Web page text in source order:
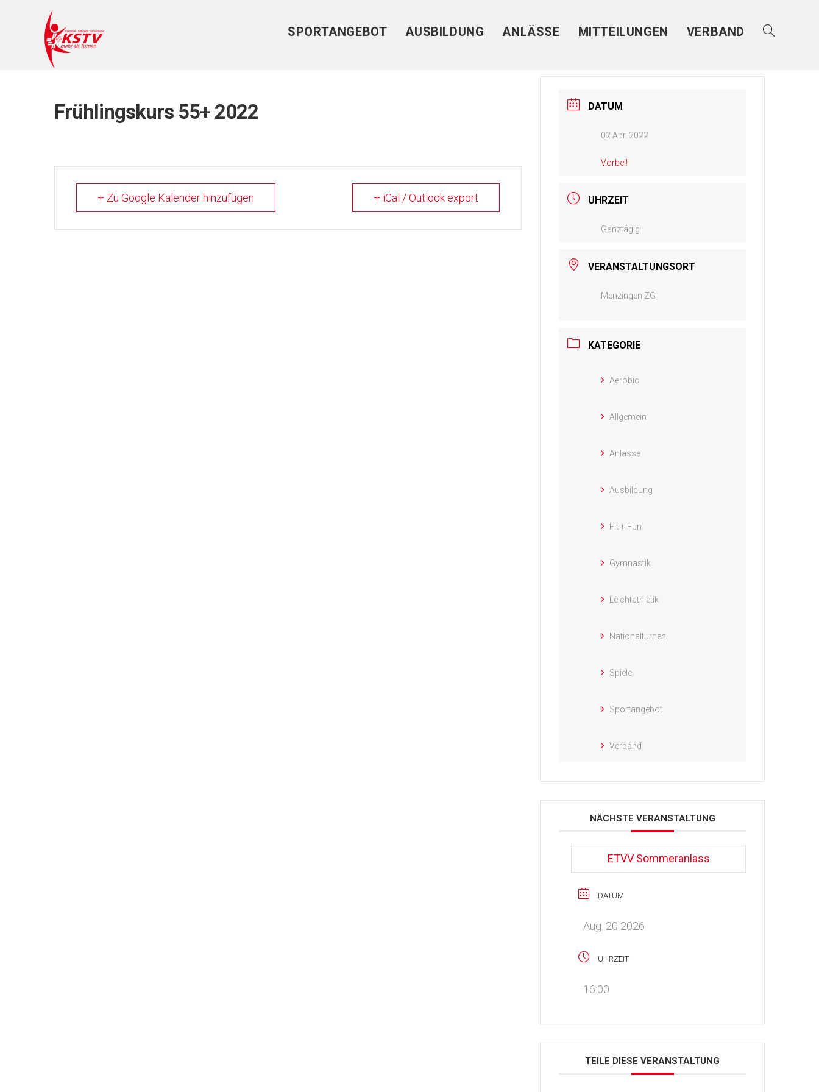
SPORTANGEBOT AUSBILDUNG ANLÄSSE MITTEILUNGEN VERBAND
Frühlingskurs 55+ 2022
+ Zu Google Kalender hinzufügen + iCal / Outlook export
DATUM
02 Apr. 2022
Vorbei!
UHRZEIT
Ganztägig
VERANSTALTUNGSORT
Menzingen ZG
KATEGORIE
Aerobic
Allgemein
Anlässe
Ausbildung
Fit + Fun
Gymnastik
Leichtathletik
Nationalturnen
Spiele
Sportangebot
Verband
NÄCHSTE VERANSTALTUNG
ETVV Sommeranlass
DATUM
Aug. 20 2026
UHRZEIT
16:00
TEILE DIESE VERANSTALTUNG